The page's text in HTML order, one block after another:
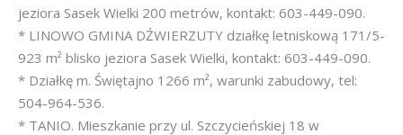
jeziora Sasek Wielki 200 metrów, kontakt: 603-449-090.
* LINOWO GMINA DŹWIERZUTY działkę letniskową 171/5-
923 m² blisko jeziora Sasek Wielki, kontakt: 603-449-090.
* Działkę m. Świętajno 1266 m², warunki zabudowy, tel:
504-964-536.
* TANIO. Mieszkanie przy ul. Szczycieńskiej 18 w